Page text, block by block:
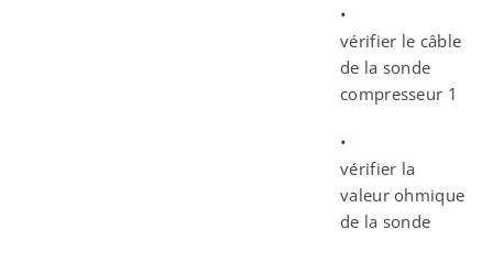
•
vérifier le câble
de la sonde
compresseur 1
•
vérifier la
valeur ohmique
de la sonde